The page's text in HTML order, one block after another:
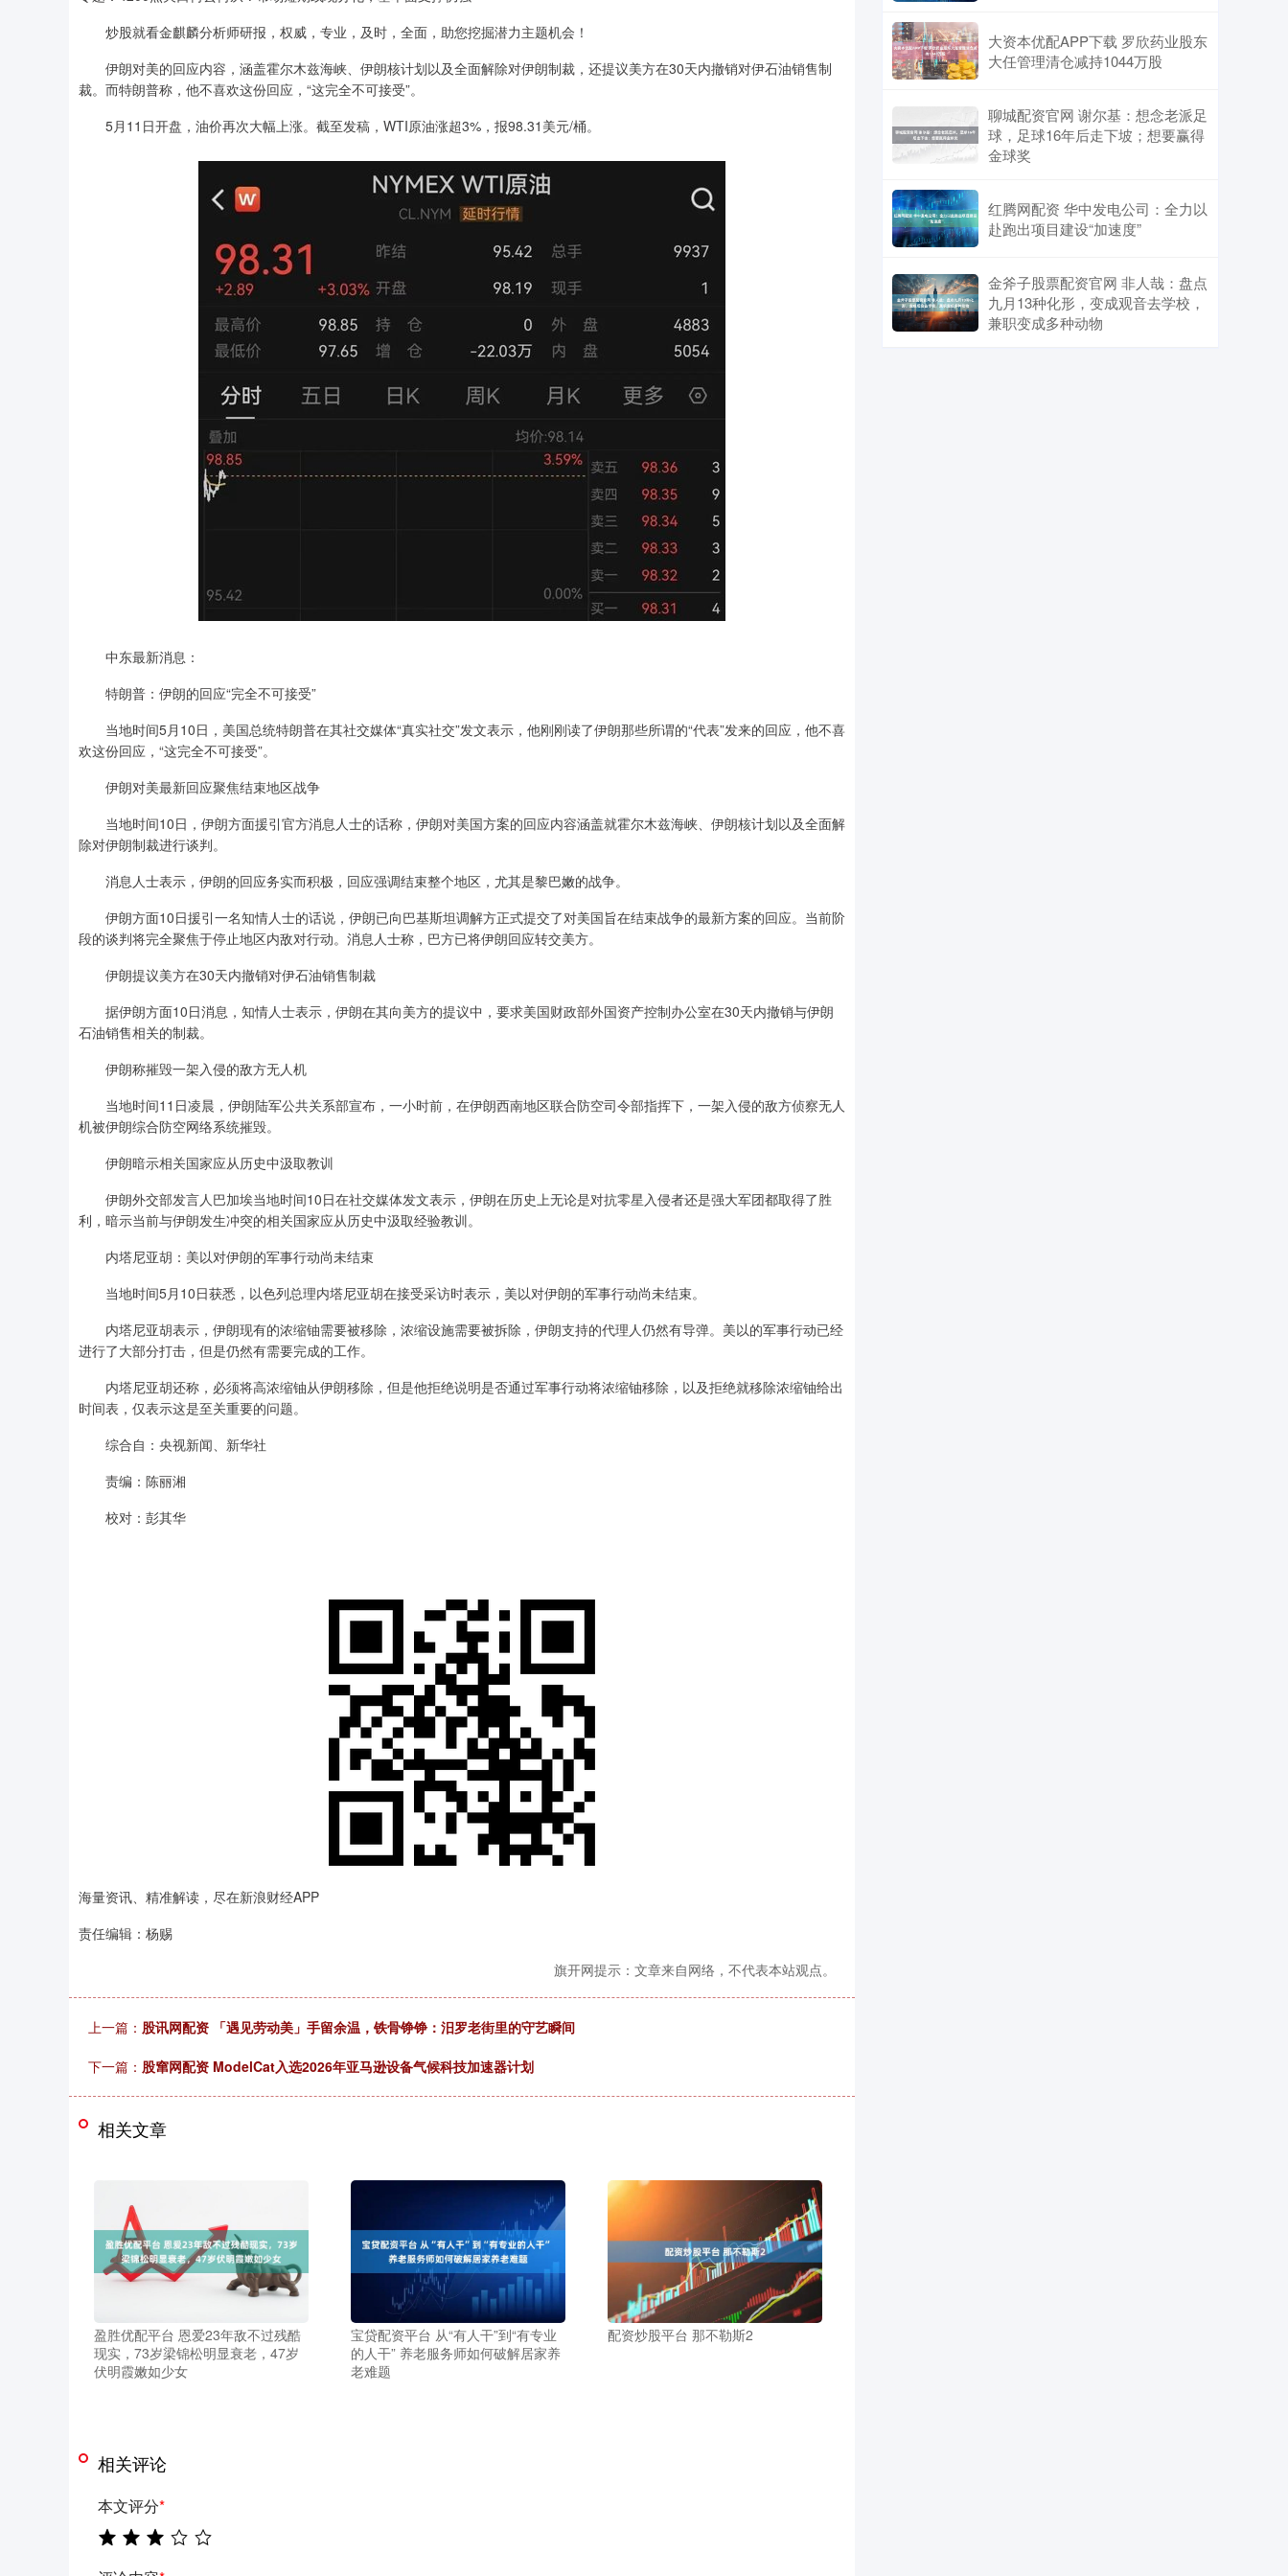
炒股就看金麒麟分析师研报，权威，专业，及时，全面，助您挖掘潜力主题机会！
伊朗对美的回应内容，涵盖霍尔木兹海峡、伊朗核计划以及全面解除对伊朗制裁，还提议美方在30天内撤销对伊石油销售制
裁。而特朗普称，他不喜欢这份回应，“这完全不可接受”。
5月11日开盘，油价再次大幅上涨。截至发稿，WTI原油涨超3%，报98.31美元/桶。
中东最新消息：
特朗普：伊朗的回应“完全不可接受”
当地时间5月10日，美国总统特朗普在其社交媒体“真实社交”发文表示，他刚刚读了伊朗那些所谓的“代表”发来的回应，他不喜
欢这份回应，“这完全不可接受”。
伊朗对美最新回应聚焦结束地区战争
当地时间10日，伊朗方面援引官方消息人士的话称，伊朗对美国方案的回应内容涵盖就霍尔木兹海峡、伊朗核计划以及全面解
除对伊朗制裁进行谈判。
消息人士表示，伊朗的回应务实而积极，回应强调结束整个地区，尤其是黎巴嫩的战争。
伊朗方面10日援引一名知情人士的话说，伊朗已向巴基斯坦调解方正式提交了对美国旨在结束战争的最新方案的回应。当前阶
段的谈判将完全聚焦于停止地区内敌对行动。消息人士称，巴方已将伊朗回应转交美方。
伊朗提议美方在30天内撤销对伊石油销售制裁
据伊朗方面10日消息，知情人士表示，伊朗在其向美方的提议中，要求美国财政部外国资产控制办公室在30天内撤销与伊朗
石油销售相关的制裁。
伊朗称摧毁一架入侵的敌方无人机
当地时间11日凌晨，伊朗陆军公共关系部宣布，一小时前，在伊朗西南地区联合防空司令部指挥下，一架入侵的敌方侦察无人
机被伊朗综合防空网络系统摧毁。
伊朗暗示相关国家应从历史中汲取教训
伊朗外交部发言人巴加埃当地时间10日在社交媒体发文表示，伊朗在历史上无论是对抗零星入侵者还是强大军团都取得了胜
利，暗示当前与伊朗发生冲突的相关国家应从历史中汲取经验教训。
内塔尼亚胡：美以对伊朗的军事行动尚未结束
当地时间5月10日获悉，以色列总理内塔尼亚胡在接受采访时表示，美以对伊朗的军事行动尚未结束。
内塔尼亚胡表示，伊朗现有的浓缩铀需要被移除，浓缩设施需要被拆除，伊朗支持的代理人仍然有导弹。美以的军事行动已经
进行了大部分打击，但是仍然有需要完成的工作。
内塔尼亚胡还称，必须将高浓缩铀从伊朗移除，但是他拒绝说明是否通过军事行动将浓缩铀移除，以及拒绝就移除浓缩铀给出
时间表，仅表示这是至关重要的问题。
综合自：央视新闻、新华社
责编：陈丽湘
校对：彭其华
海量资讯、精准解读，尽在新浪财经APP
责任编辑：杨赐
旗开网提示：文章来自网络，不代表本站观点。
上一篇： 股讯网配资 「遇见劳动美」手留余温，铁骨铮铮：汨罗老街里的守艺瞬间
下一篇： 股窜网配资 ModelCat入选2026年亚马逊设备气候科技加速器计划
相关文章
盈胜优配平台 恩爱23年敌不过残酷
现实，73岁梁锦松明显衰老，47岁
伏明霞嫩如少女
宝贷配资平台 从“有人干”到“有专业
的人干” 养老服务师如何破解居家养
老难题
配资炒股平台 那不勒斯2
相关评论
本文评分*
大资本优配APP下载 罗欣药业股东
大任管理清仓减持1044万股
聊城配资官网 谢尔基：想念老派足
球，足球16年后走下坡；想要赢得
金球奖
红腾网配资 华中发电公司：全力以
赴跑出项目建设“加速度”
金斧子股票配资官网 非人哉：盘点
九月13种化形，变成观音去学校，
兼职变成多种动物